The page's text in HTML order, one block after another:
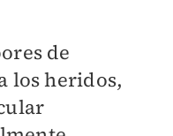
de
los heridos,